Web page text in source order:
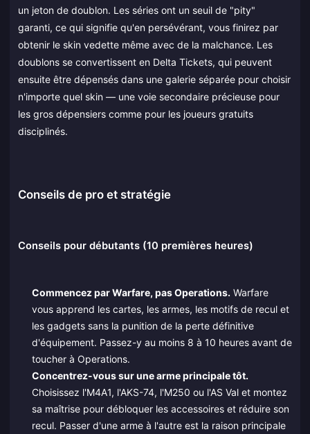
un jeton de doublon. Les séries ont un seuil de "pity"
garanti, ce qui signifie qu'en persévérant, vous finirez par
obtenir le skin vedette même avec de la malchance. Les
doublons se convertissent en Delta Tickets, qui peuvent
ensuite être dépensés dans une galerie séparée pour choisir
n'importe quel skin — une voie secondaire précieuse pour
les gros dépensiers comme pour les joueurs gratuits
disciplinés.
Conseils de pro et stratégie
Conseils pour débutants (10 premières heures)
Commencez par Warfare, pas Operations. Warfare
vous apprend les cartes, les armes, les motifs de recul et
les gadgets sans la punition de la perte définitive
d'équipement. Passez-y au moins 8 à 10 heures avant de
toucher à Operations.
Concentrez-vous sur une arme principale tôt.
Choisissez l'M4A1, l'AKS-74, l'M250 ou l'AS Val et montez
sa maîtrise pour débloquer les accessoires et réduire son
recul. Passer d'une arme à l'autre est la raison principale